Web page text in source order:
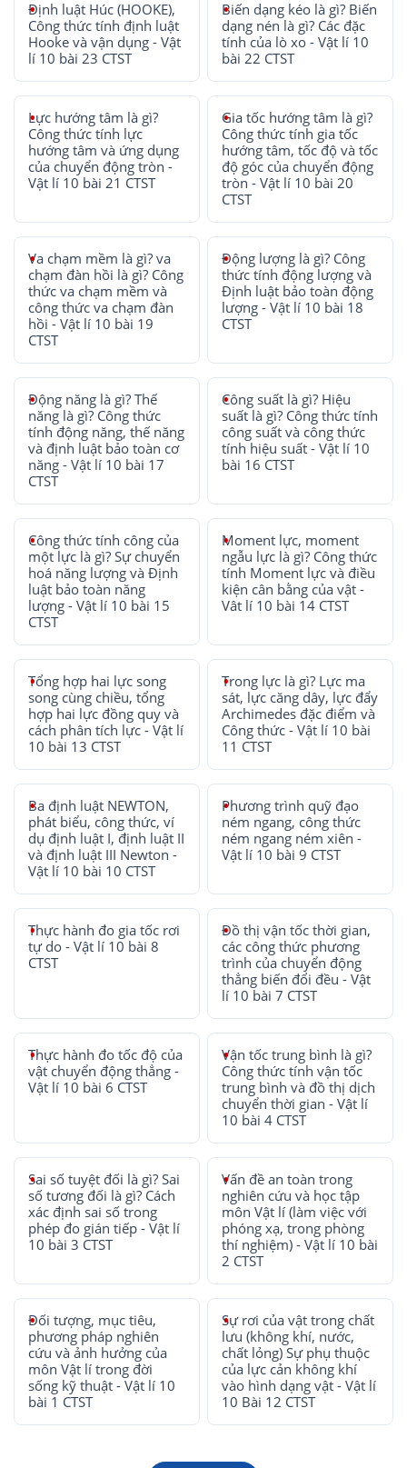
Định luật Húc (HOOKE),
Công thức tính định luật
Hooke và vận dụng - Vật
lí 10 bài 23 CTST
Biến dạng kéo là gì? Biến
dạng nén là gì? Các đặc
tính của lò xo - Vật lí 10
bài 22 CTST
Lực hướng tâm là gì?
Công thức tính lực
hướng tâm và ứng dụng
của chuyển động tròn -
Vật lí 10 bài 21 CTST
Gia tốc hướng tâm là gì?
Công thức tính gia tốc
hướng tâm, tốc độ và tốc
độ góc của chuyển động
tròn - Vật lí 10 bài 20
CTST
Va chạm mềm là gì? va
chạm đàn hồi là gì? Công
thức va chạm mềm và
công thức va chạm đàn
hồi - Vật lí 10 bài 19
CTST
Động lượng là gì? Công
thức tính động lượng và
Định luật bảo toàn động
lượng - Vật lí 10 bài 18
CTST
Động năng là gì? Thế
năng là gì? Công thức
tính động năng, thế năng
và định luật bảo toàn cơ
năng - Vật lí 10 bài 17
CTST
Công suất là gì? Hiệu
suất là gì? Công thức tính
công suất và công thức
tính hiệu suất - Vật lí 10
bài 16 CTST
Công thức tính công của
một lực là gì? Sự chuyển
hoá năng lượng và Định
luật bảo toàn năng
lượng - Vật lí 10 bài 15
CTST
Moment lực, moment
ngẫu lực là gì? Công thức
tính Moment lực và điều
kiện cân bằng của vật -
Vât lí 10 bài 14 CTST
Tổng hợp hai lực song
song cùng chiều, tổng
hợp hai lực đồng quy và
cách phân tích lực - Vật lí
10 bài 13 CTST
Trong lực là gì? Lực ma
sát, lực căng dây, lực đẩy
Archimedes đặc điểm và
Công thức - Vật lí 10 bài
11 CTST
Ba định luật NEWTON,
phát biểu, công thức, ví
dụ định luật I, định luật II
và định luật III Newton -
Vật lí 10 bài 10 CTST
Phương trình quỹ đạo
ném ngang, công thức
ném ngang ném xiên -
Vật lí 10 bài 9 CTST
Thực hành đo gia tốc rơi
tự do - Vật lí 10 bài 8
CTST
Đồ thị vận tốc thời gian,
các công thức phương
trình của chuyển động
thẳng biến đổi đều - Vật
lí 10 bài 7 CTST
Thực hành đo tốc độ của
vật chuyển động thẳng -
Vật lí 10 bài 6 CTST
Vận tốc trung bình là gì?
Công thức tính vận tốc
trung bình và đồ thị dịch
chuyển thời gian - Vật lí
10 bài 4 CTST
Sai số tuyệt đối là gì? Sai
số tương đối là gì? Cách
xác định sai số trong
phép đo gián tiếp - Vật lí
10 bài 3 CTST
Vấn đề an toàn trong
nghiên cứu và học tập
môn Vật lí (làm việc với
phóng xạ, trong phòng
thí nghiệm) - Vật lí 10 bài
2 CTST
Đối tượng, mục tiêu,
phương pháp nghiên
cứu và ảnh hưởng của
môn Vật lí trong đời
sống kỹ thuật - Vật lí 10
bài 1 CTST
Sự rơi của vật trong chất
lưu (không khí, nước,
chất lỏng) Sự phụ thuộc
của lực cản không khí
vào hình dạng vật - Vật lí
10 Bài 12 CTST